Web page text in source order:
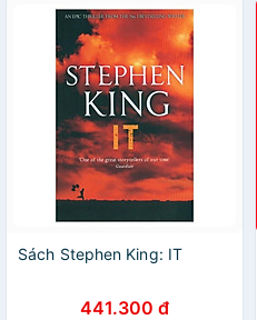
Sách Stephen King: IT
441.300 đ